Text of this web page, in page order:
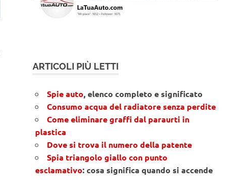
ARTICOLI PIÙ LETTI
Spie auto, elenco completo e significato
Consumo acqua del radiatore senza perdite
Come eliminare graffi dal paraurti in
plastica
Dove si trova il numero della patente
Spia triangolo giallo con punto
esclamativo: cosa significa quando si accende